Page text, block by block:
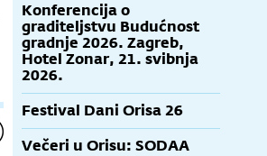
Konferencija o
graditeljstvu Budućnost
gradnje 2026. Zagreb,
Hotel Zonar, 21. svibnja
2026.
Festival Dani Orisa 26
Večeri u Orisu: SODAA